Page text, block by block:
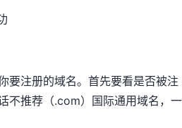
要注册的域名。首先要看是否被注
不推荐（.com）国际通用域名，一